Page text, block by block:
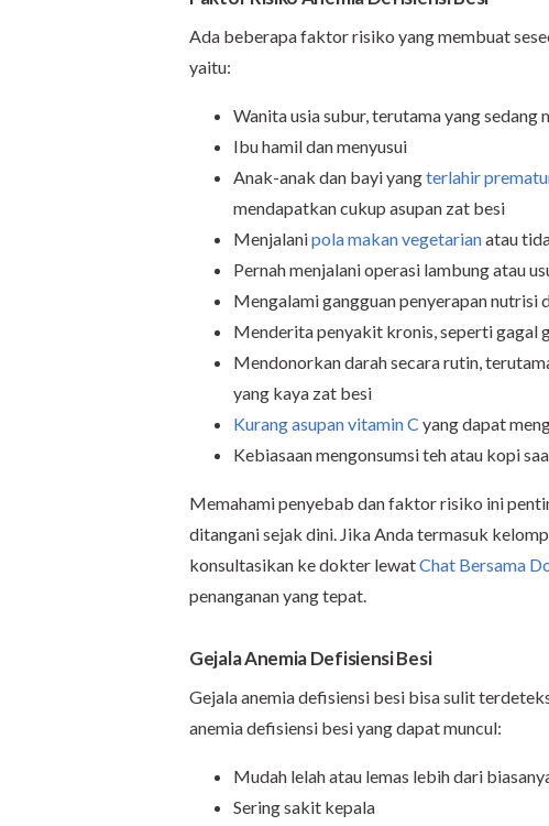
Ada beberapa faktor risiko yang membuat
yaitu:
Wanita usia subur, terutama yang
Ibu hamil dan menyusui
Anak-anak dan bayi yangterlahir
mendapatkan cukup asupan zat besi
Menjalanipola makan vegetarianatau
Pernah menjalani operasi lambung atau
Mengalami gangguan penyerapan nutrisi
Menderita penyakit kronis, seperti gagal
Mendonorkan darah secara rutin,
yang kaya zat besi
Kurang asupan vitamin C yang dapat
Kebiasaan mengonsumsi teh atau kopi
Memahami penyebab dan faktor risiko ini
ditangani sejak dini. Jika Anda termasuk
konsultasikan ke dokter lewatChat Bersama
penanganan yang tepat.
Gejala Anemia Defisiensi Besi
Gejala anemia defisiensi besi bisa sulit
anemia defisiensi besi yang dapat muncul:
Mudah lelah atau lemas lebih dari
Sering sakit kepala